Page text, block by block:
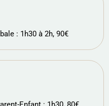
: 1h30 à 2h, 90€